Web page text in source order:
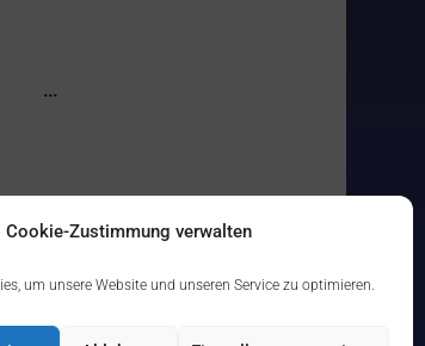
Cookie-Zustimmung verwalten
um unsere Website und unseren Service zu optimieren.